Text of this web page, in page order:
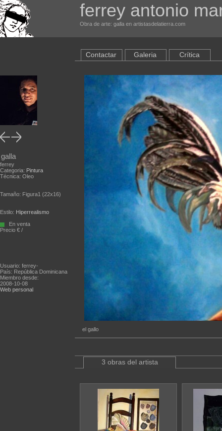
ferrey antonio
Obra de arte: galla en artistasdelatierra.com
galla
ferrey
Categoria: Pintura
Técnica: Oleo
Tamaño: Figura1 (22x16)
Estilo: Hiperrealismo
En venta
Precio € /
Usuario: ferrey-
País: República Dominicana
Miembro desde:
2008-10-08
Web personal
Contactar Galeria Crítica
el gallo
3 obras del artista